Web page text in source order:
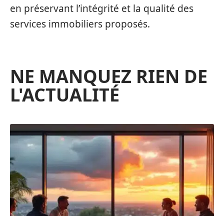
en préservant l’intégrité et la qualité des
services immobiliers proposés.
NE MANQUEZ RIEN DE
L'ACTUALITÉ